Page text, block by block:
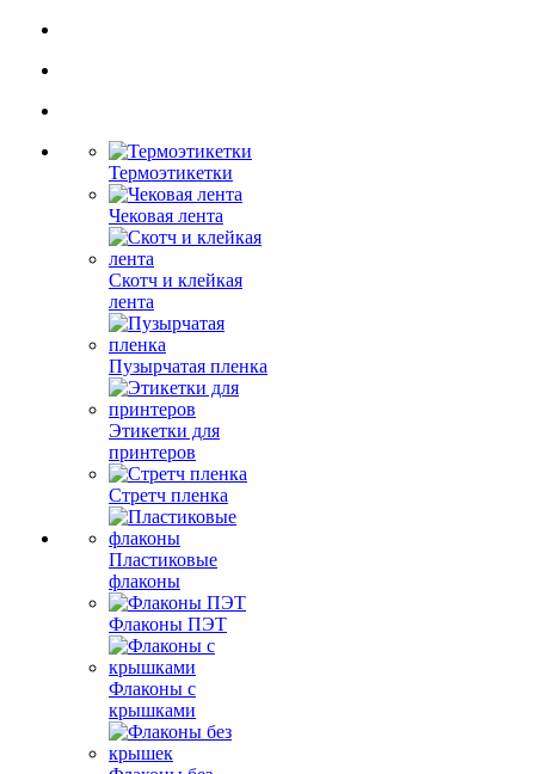
Термоэтикетки
Чековая лента
Скотч и клейкая
лента
Пузырчатая пленка
Этикетки для
принтеров
Стретч пленка
Пластиковые
флаконы
Флаконы ПЭТ
Флаконы с
крышками